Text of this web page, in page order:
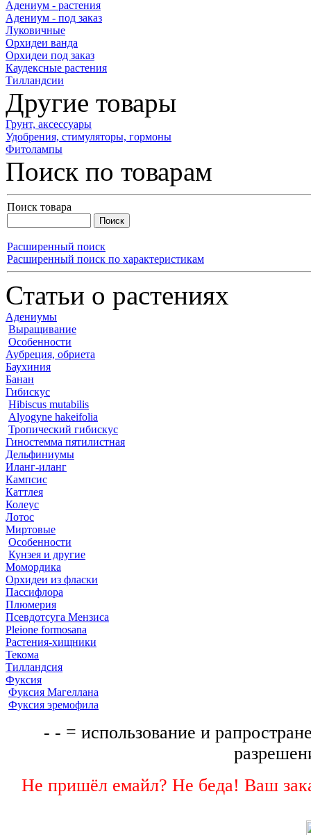
Адениум - растения
Адениум - под заказ
Луковичные
Орхидеи ванда
Орхидеи под заказ
Каудексные растения
Тилландсии
Другие товары
Грунт, аксессуары
Удобрения, стимуляторы, гормоны
Фитолампы
Поиск по товарам
Поиск товара
Расширенный поиск
Расширенный поиск по характеристикам
Статьи о растениях
Адениумы
Выращивание
Особенности
Аубреция, обриета
Баухиния
Банан
Гибискус
Hibiscus mutabilis
Alyogyne hakeifolia
Тропический гибискус
Гиностемма пятилистная
Дельфиниумы
Иланг-иланг
Кампсис
Каттлея
Колеус
Лотос
Миртовые
Особенности
Кунзея и другие
Момордика
Орхидеи из фласки
Пассифлора
Плюмерия
Псевдотсуга Мензиса
Pleione formosana
Растения-хищники
Текома
Тилландсия
Фуксия
Фуксия Магеллана
Фуксия эремофила
- - = использование и
Не пришёл емайл? Не беда! Ваш